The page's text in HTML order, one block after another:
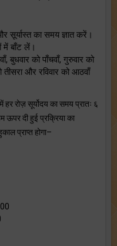
सूर्यास्त का समय ज्ञात करें।
में बाँट लें।
बुधवार को पाँचवाँ, गुरुवार को
तीसरा और रविवार को आठवाँ
हर रोज़ सूर्योदय का समय प्रातः ६
ऊपर दी हुई प्रक्रिया का
प्राप्त होगा–